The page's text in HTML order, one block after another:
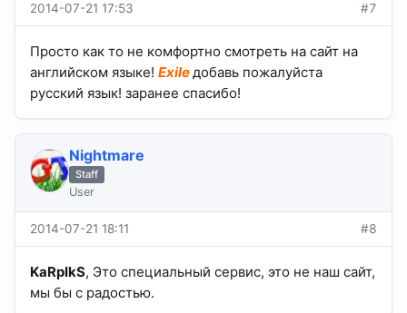
2014-07-21 17:53 #7
Просто как то не комфортно смотреть на сайт на
английском языке! Exileдобавь пожалуйста
русский язык! заранее спасибо!
Nightmare
Staff
User
2014-07-21 18:11 #8
KaRpIkS, Это специальный сервис, это не наш сайт,
мы бы с радостью.